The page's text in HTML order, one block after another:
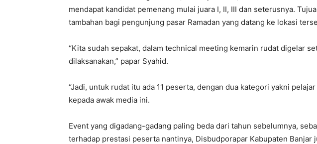
mendapat kandidat pemenang mulai juara I, II, III dan seterusnya.
tambahan bagi pengunjung pasar Ramadan yang datang ke lokasi
“Kita sudah sepakat, dalam technical meeting kemarin rudat digelar
dilaksanakan,” papar Syahid.
“Jadi, untuk rudat itu ada 11 peserta, dengan dua kategori yakni
kepada awak media ini.
Event yang digadang-gadang paling beda dari tahun sebelumnya,
terhadap prestasi peserta nantinya, Disbudporapar Kabupaten Banjar